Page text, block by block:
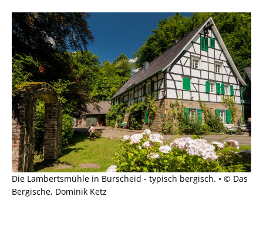
Die Lambertsmühle in Burscheid - typisch bergisch. • © Das
Bergische, Dominik Ketz